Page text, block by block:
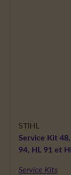
STIHL
Service Kit 48,
94, HL 91 et
Service Kits